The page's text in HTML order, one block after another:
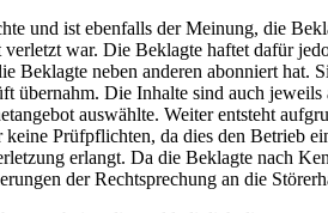
und ist ebenfalls der Meinung, die
war. Die Beklagte haftet dafür
Beklagte neben anderen abonniert
übernahm. Die Inhalte sind auch
auswählte. Weiter entsteht
Prüfpflichten, da dies den
erlangt. Da die Beklagte nach
der Rechtsprechung an die